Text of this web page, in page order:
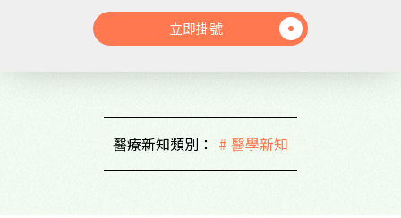
立即掛號
醫療新知類別： # 醫學新知